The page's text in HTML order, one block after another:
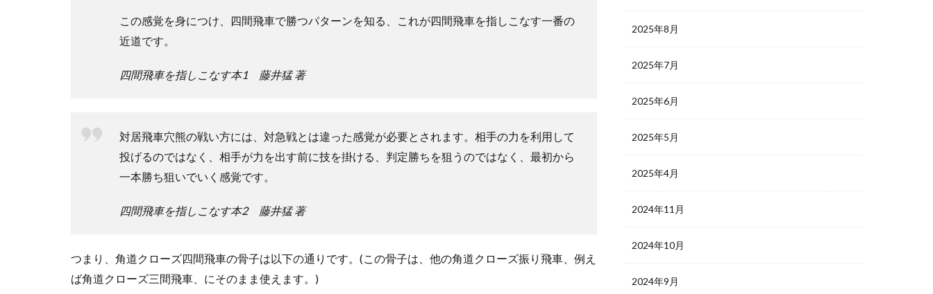
この感覚を身につけ、四間飛車で勝つパターンを知る、これが四間飛車を指しこなす一番の
近道です。
四間飛車を指しこなす本1 藤井猛 著
対居飛車穴熊の戦い方には、対急戦とは違った感覚が必要とされます。相手の力を利用して
投げるのではなく、相手が力を出す前に技を掛ける、判定勝ちを狙うのではなく、最初から
一本勝ち狙いでいく感覚です。
四間飛車を指しこなす本2 藤井猛 著
つまり、角道クローズ四間飛車の骨子は以下の通りです。(この骨子は、他の角道クローズ振り飛車、例え
ば角道クローズ三間飛車、にそのまま使えます。)
2025年8月
2025年7月
2025年6月
2025年5月
2025年4月
2024年11月
2024年10月
2024年9月